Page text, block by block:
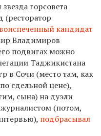
звезда горсовета
(ресторатор
кандидат
Владимиров
подвигах можно
Таджикистана
в Сочи (место там, как
сдельной цене),
сына) на дуэли
(потом,
подбрасывал